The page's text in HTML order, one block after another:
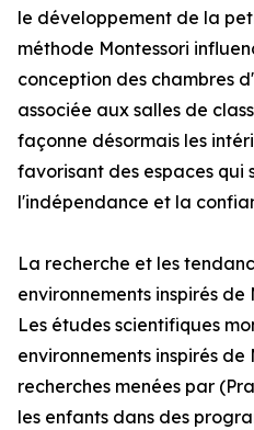
le développement de la
méthode Montessori
conception des chambres
associée aux salles de
façonne désormais les
favorisant des espaces qui
l'indépendance et la
La recherche et les
environnements inspirés de
Les études scientifiques
environnements inspirés de
recherches menées par
les enfants dans des